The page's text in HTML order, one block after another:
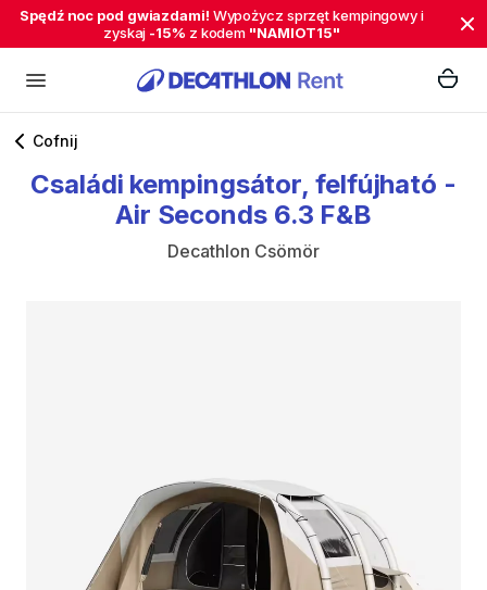
Spędź noc pod gwiazdami! Wypożycz sprzęt kempingowy i
zyskaj -15% z kodem "NAMIOT15"
Cofnij
Családi kempingsátor​,​ felfújható -
Air Seconds 6.3 F&B
Decathlon Csömör